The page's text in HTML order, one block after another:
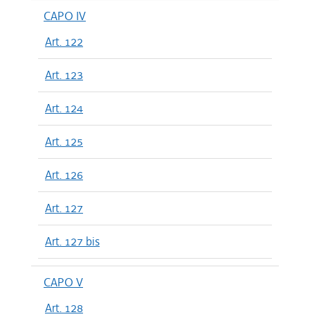
CAPO IV
Art. 122
Art. 123
Art. 124
Art. 125
Art. 126
Art. 127
Art. 127 bis
CAPO V
Art. 128